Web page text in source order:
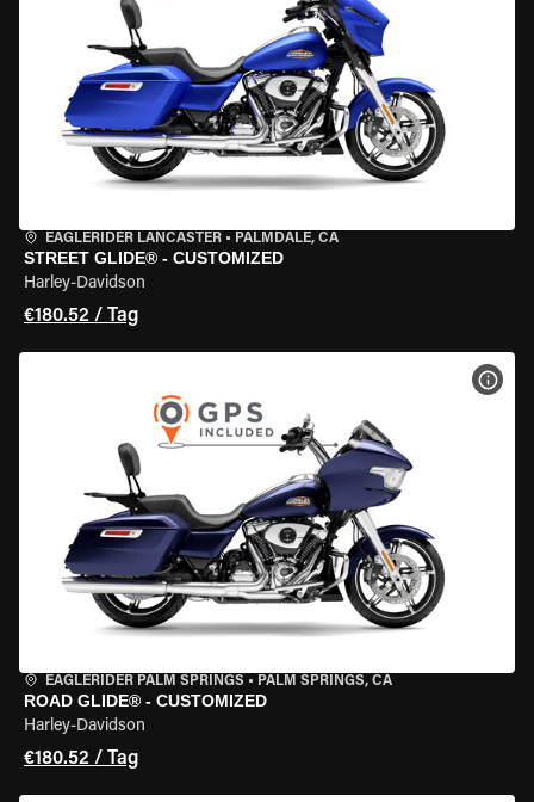
EAGLERIDER LANCASTER • PALMDALE, CA
STREET GLIDE® - CUSTOMIZED
Harley-Davidson
€180.52 / Tag
EAGLERIDER PALM SPRINGS • PALM SPRINGS, CA
ROAD GLIDE® - CUSTOMIZED
Harley-Davidson
€180.52 / Tag